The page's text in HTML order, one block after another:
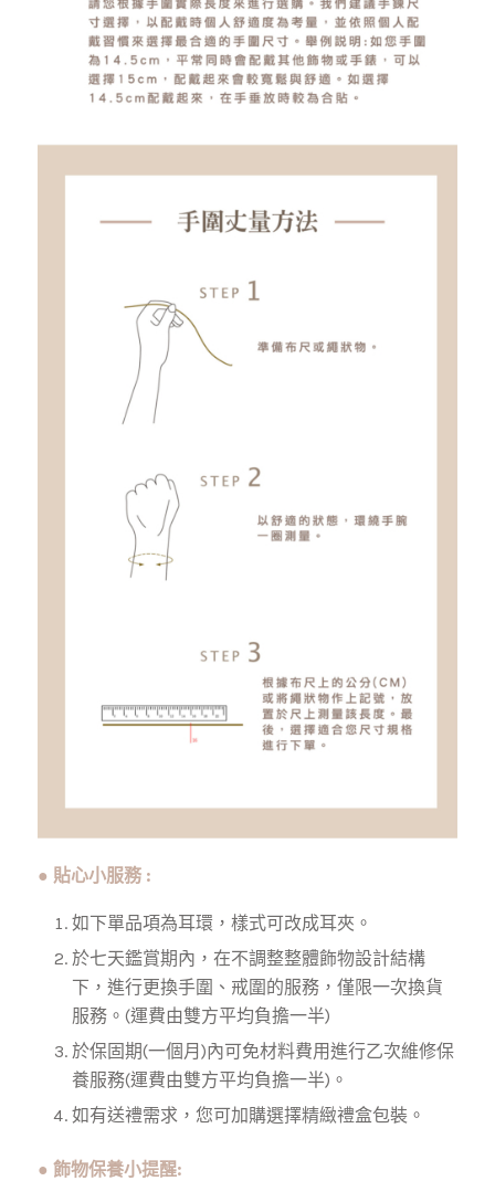
● 貼心小服務 :
如下單品項為耳環，樣式可改成耳夾。
於七天鑑賞期內，在不調整整體飾物設計結構
下，進行更換手圍、戒圍的服務，僅限一次換貨
服務。(運費由雙方平均負擔一半)
於保固期(一個月)內可免材料費用進行乙次維修保
養服務(運費由雙方平均負擔一半)。
如有送禮需求，您可加購選擇精緻禮盒包裝。
● 飾物保養小提醒: